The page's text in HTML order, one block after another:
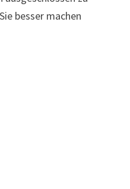
besser machen